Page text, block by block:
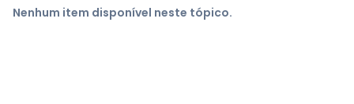
Nenhum item disponível neste tópico.